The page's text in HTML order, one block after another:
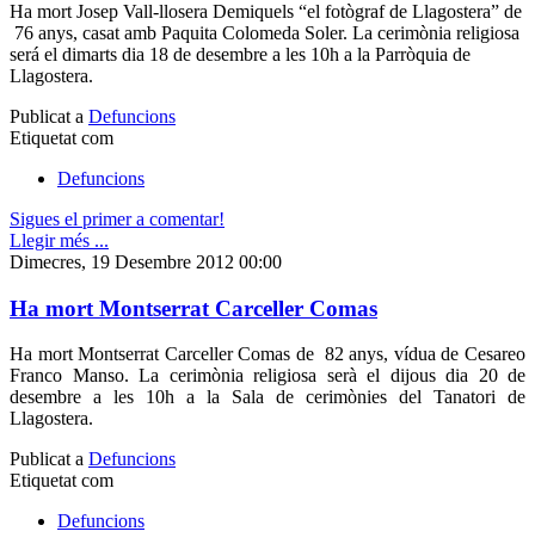
Ha mort Josep Vall-llosera Demiquels “el fotògraf de Llagostera” de
76 anys, casat amb Paquita Colomeda Soler. La cerimònia religiosa
será el dimarts dia 18 de desembre a les 10h a la Parròquia de
Llagostera.
Publicat a Defuncions
Etiquetat com
Defuncions
Sigues el primer a comentar!
Llegir més ...
Dimecres, 19 Desembre 2012 00:00
Ha mort Montserrat Carceller Comas
Ha mort Montserrat Carceller Comas de 82 anys, vídua de Cesareo
Franco Manso. La cerimònia religiosa serà el dijous dia 20 de
desembre a les 10h a la Sala de cerimònies del Tanatori de
Llagostera.
Publicat a Defuncions
Etiquetat com
Defuncions